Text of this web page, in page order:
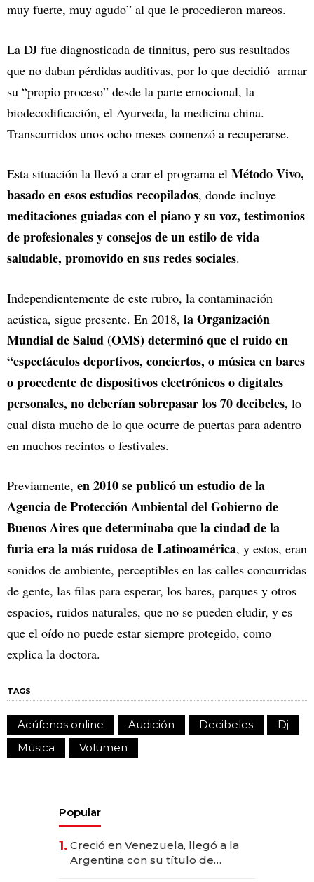
muy fuerte, muy agudo” al que le procedieron mareos.
La DJ fue diagnosticada de tinnitus, pero sus resultados
que no daban pérdidas auditivas, por lo que decidió armar
su “propio proceso” desde la parte emocional, la
biodecodificación, el Ayurveda, la medicina china.
Transcurridos unos ocho meses comenzó a recuperarse.
Esta situación la llevó a crar el programa el Método Vivo,
basado en esos estudios recopilados, donde incluye
meditaciones guiadas con el piano y su voz, testimonios
de profesionales y consejos de un estilo de vida
saludable, promovido en sus redes sociales.
Independientemente de este rubro, la contaminación
acústica, sigue presente. En 2018, la Organización
Mundial de Salud (OMS) determinó que el ruido en
“espectáculos deportivos, conciertos, o música en bares
o procedente de dispositivos electrónicos o digitales
personales, no deberían sobrepasar los 70 decibeles, lo
cual dista mucho de lo que ocurre de puertas para adentro
en muchos recintos o festivales.
Previamente, en 2010 se publicó un estudio de la
Agencia de Protección Ambiental del Gobierno de
Buenos Aires que determinaba que la ciudad de la
furia era la más ruidosa de Latinoamérica, y estos, eran
sonidos de ambiente, perceptibles en las calles concurridas
de gente, las filas para esperar, los bares, parques y otros
espacios, ruidos naturales, que no se pueden eludir, y es
que el oído no puede estar siempre protegido, como
explica la doctora.
TAGS
Acúfenos online Audición Decibeles
Dj
Música
Volumen
Popular
1. Creció en Venezuela, llegó a la
Argentina con su título de